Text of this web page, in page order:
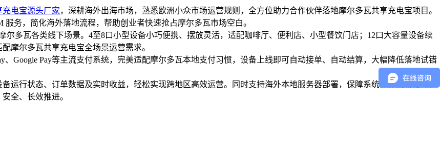
充电宝源头厂家，深耕海外出海市场，熟悉欧洲小众市场运营规则，全方位助力合作伙伴落地摩尔多瓦共享充电宝项目。
务，简化海外落地流程，帮助创业者快速抢占摩尔多瓦市场空白。
多瓦各类线下场景。4至8口小型设备小巧便携、摆放灵活，适配咖啡厅、便利店、小型餐饮门店；12口大容量设备续
摩尔多瓦共享充电宝全场景运营需求。
、Google Pay等主流支付系统，完美适配摩尔多瓦本地支付习惯，设备上线即可自动接单、自动结算，大幅降低落地试错
运行状态、订单数据及实时收益，轻松实现跨地区高效运营。同时支持海外本地服务器部署，保障系统操作流畅稳定，
全、长效推进。